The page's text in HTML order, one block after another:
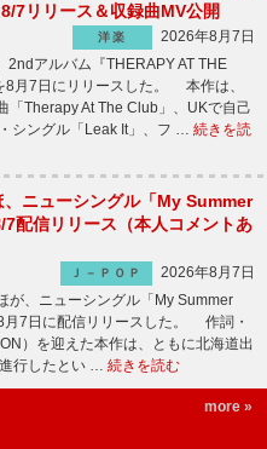
7リリース＆収録曲MV公開
洋楽
2026年8月7日
アルバム『THERAPY AT THE
8月7日にリリースした。 本作は、
「Therapy At The Club」、UKで自己
シングル「Leak It」、フ … 続きを読
、ニューシングル「My Summer
配信リリース（本人コメントあ
Ｊ－ＰＯＰ
2026年8月7日
が、ニューシングル「My Summer
月7日に配信リリースした。 作詞・
）を迎えた本作は、ともに北海道出
行したとい … 続きを読む
more »